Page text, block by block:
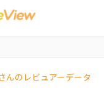
んのレビュアーデータ